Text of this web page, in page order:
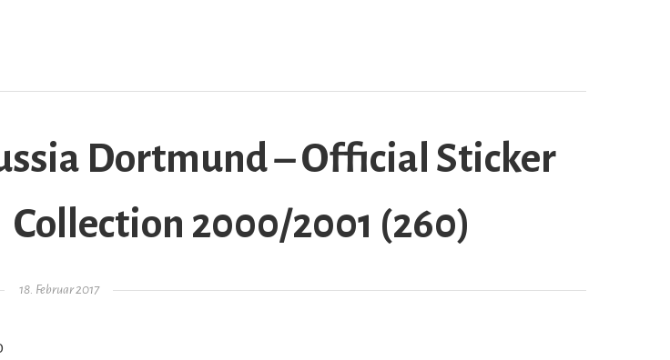
Dortmund – Official Sticker
Collection 2000/2001 (260)
Gepostet am
18. Februar 2017